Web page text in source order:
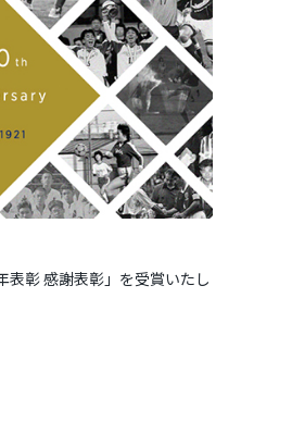
彰 感謝表彰」を受賞いたし